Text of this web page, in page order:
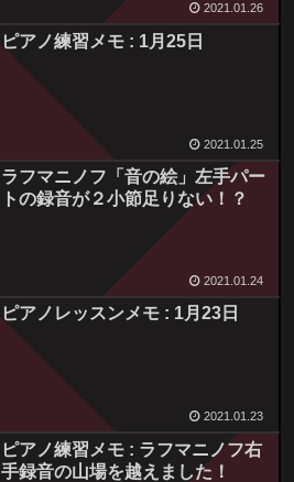
2021.01.26
ピアノ練習メモ : 1月25日
2021.01.25
ラフマニノフ「音の絵」左手パー
トの録音が２小節足りない！？
2021.01.24
ピアノレッスンメモ : 1月23日
2021.01.23
ピアノ練習メモ : ラフマニノフ右
手録音の山場を越えました！